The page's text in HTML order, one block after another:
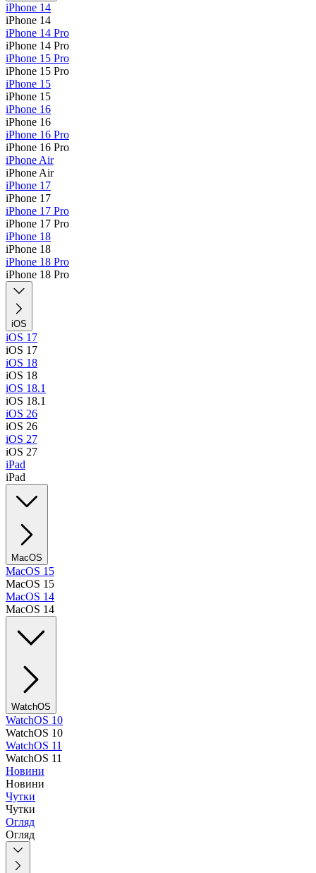
iPhone 14
iPhone 14
iPhone 14 Pro
iPhone 14 Pro
iPhone 15 Pro
iPhone 15 Pro
iPhone 15
iPhone 15
iPhone 16
iPhone 16
iPhone 16 Pro
iPhone 16 Pro
iPhone Air
iPhone Air
iPhone 17
iPhone 17
iPhone 17 Pro
iPhone 17 Pro
iPhone 18
iPhone 18
iPhone 18 Pro
iPhone 18 Pro
iOS
iOS 17
iOS 17
iOS 18
iOS 18
iOS 18.1
iOS 18.1
iOS 26
iOS 26
iOS 27
iOS 27
iPad
iPad
MacOS
MacOS 15
MacOS 15
MacOS 14
MacOS 14
WatchOS
WatchOS 10
WatchOS 10
WatchOS 11
WatchOS 11
Новини
Новини
Чутки
Чутки
Огляд
Огляд